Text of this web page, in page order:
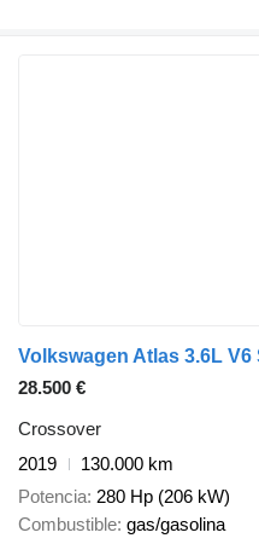
28.500 €
Crossover
2019
130.000 km
Potencia 280 Hp (206 kW)
Combustible gas/gasolina